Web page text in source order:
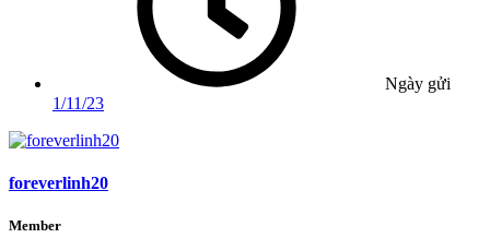
Ngày gửi
1/11/23
foreverlinh20
Member